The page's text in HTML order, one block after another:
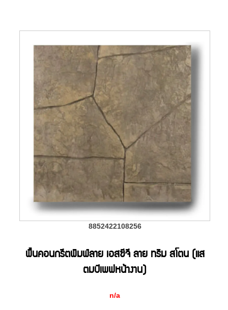
8852422108256
พื้นคอนกรีตพิมพ์ลาย เอสซีจี ลาย ทริม สโตน (แส
ตมป์เพฟหน้างาน)
n/a